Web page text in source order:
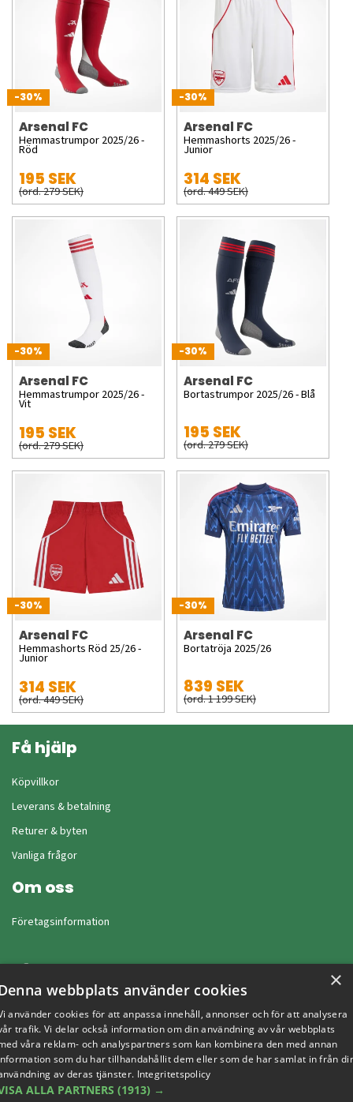
-30%
Arsenal FC
Hemmastrumpor 2025/26 -
Röd
195 SEK
(ord. 279 SEK)
-30%
Arsenal FC
Hemmashorts 2025/26 -
Junior
314 SEK
(ord. 449 SEK)
-30%
Arsenal FC
Hemmastrumpor 2025/26 -
Vit
195 SEK
(ord. 279 SEK)
-30%
Arsenal FC
Bortastrumpor 2025/26 - Blå
195 SEK
(ord. 279 SEK)
-30%
Arsenal FC
Hemmashorts Röd 25/26 -
Junior
314 SEK
(ord. 449 SEK)
-30%
Arsenal FC
Bortatröja 2025/26
839 SEK
(ord. 1 199 SEK)
Få hjälp
Köpvillkor
Leverans & betalning
Returer & byten
Vanliga frågor
Om oss
Företagsinformation
×
webbplats använder cookies
använder cookies för att anpassa innehåll, annonser och för att analysera
trafik. Vi delar också information om din användning av vår webbplats
våra reklam- och analyspartners som kan kombinera den med annan
som du har tillhandahållit dem eller som de har samlat in från
av deras tjänster. Integritetspolicy
ALLA PARTNERS (1913) →